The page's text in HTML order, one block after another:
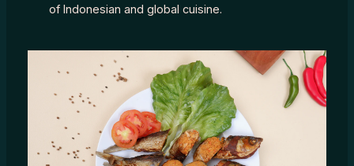
of Indonesian and global cuisine.